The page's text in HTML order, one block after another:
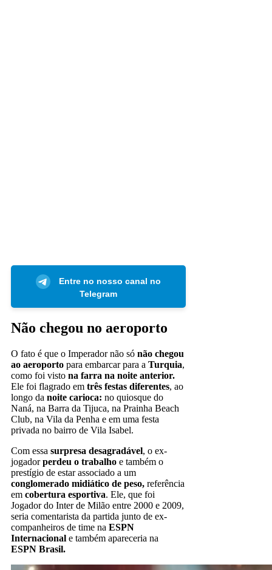
Entre no nosso canal no
Telegram
Não chegou no aeroporto
O fato é que o Imperador não só não chegou
ao aeroporto para embarcar para a Turquia,
como foi visto na farra na noite anterior.
Ele foi flagrado em três festas diferentes, ao
longo da noite carioca: no quiosque do
Naná, na Barra da Tijuca, na Prainha Beach
Club, na Vila da Penha e em uma festa
privada no bairro de Vila Isabel.
Com essa surpresa desagradável, o ex-
jogadorperdeu o trabalho e também o
prestígio de estar associado a um
conglomerado midiático de peso, referência
em cobertura esportiva. Ele, que foi
Jogador do Inter de Milão entre 2000 e 2009,
seria comentarista da partida junto de ex-
companheiros de time na ESPN
Internacional e também apareceria na
ESPN Brasil.